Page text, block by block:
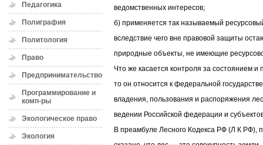
Педагогика
Полиграфия
Политология
Право
Предпринимательство
Программирование и
комп-ры
Экологическое право
Экология
ведомственных интересов;
б) применяется так называемый
вследствие чего вне правовой защиты
природные объекты, не имеющие
Что же касается контроля за состоянием
то он относится к федеральной
владения, пользования и распоряжения
ведении Российской федерации и
В преамбуле Лесного Кодекса РФ (Л К РФ),